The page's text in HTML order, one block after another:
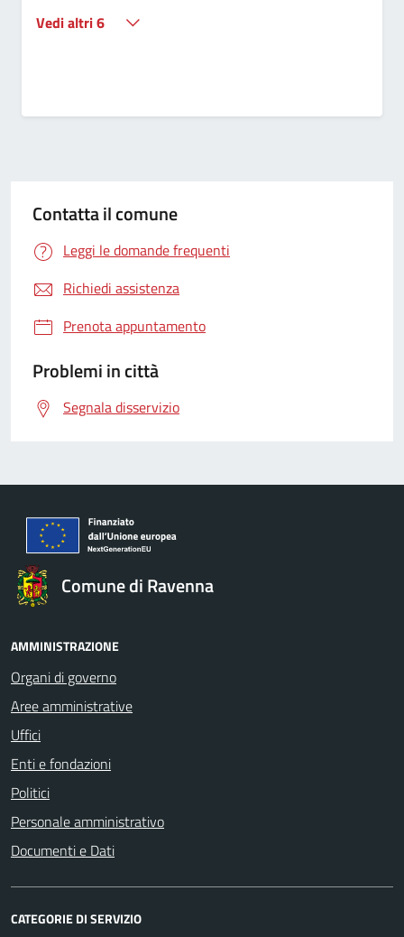
Vedi altri 6
Contatta il comune
Leggi le domande frequenti
Richiedi assistenza
Prenota appuntamento
Problemi in città
Segnala disservizio
Comune di Ravenna
AMMINISTRAZIONE
Organi di governo
Aree amministrative
Uffici
Enti e fondazioni
Politici
Personale amministrativo
Documenti e Dati
CATEGORIE DI SERVIZIO